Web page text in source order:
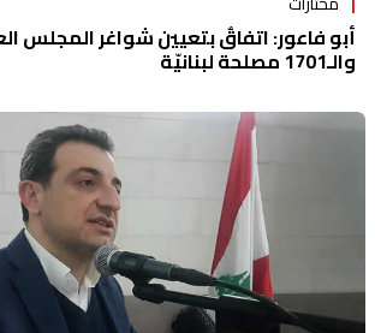
أبو فاعور: اتفاقٌ بتعيين شواغر المجلس
والـ1701 مصلحة لبنانيّة